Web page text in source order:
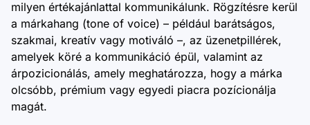
milyen értékajánlattal kommunikálunk. Rögzítésre kerül
a márkahang (tone of voice) – például barátságos,
szakmai, kreatív vagy motiváló –, az üzenetpillérek,
amelyek köré a kommunikáció épül, valamint az
árpozicionálás, amely meghatározza, hogy a márka
olcsóbb, prémium vagy egyedi piacra pozícionálja
magát.